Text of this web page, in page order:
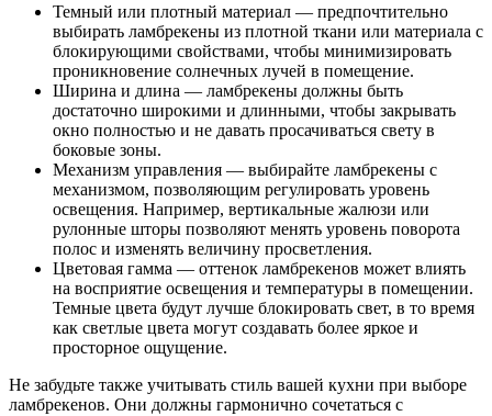
Темный или плотный материал — предпочтительно
выбирать ламбрекены из плотной ткани или материала с
блокирующими свойствами, чтобы минимизировать
проникновение солнечных лучей в помещение.
Ширина и длина — ламбрекены должны быть
достаточно широкими и длинными, чтобы закрывать
окно полностью и не давать просачиваться свету в
боковые зоны.
Механизм управления — выбирайте ламбрекены с
механизмом, позволяющим регулировать уровень
освещения. Например, вертикальные жалюзи или
рулонные шторы позволяют менять уровень поворота
полос и изменять величину просветления.
Цветовая гамма — оттенок ламбрекенов может влиять
на восприятие освещения и температуры в помещении.
Темные цвета будут лучше блокировать свет, в то время
как светлые цвета могут создавать более яркое и
просторное ощущение.
Не забудьте также учитывать стиль вашей кухни при выборе
ламбрекенов. Они должны гармонично сочетаться с